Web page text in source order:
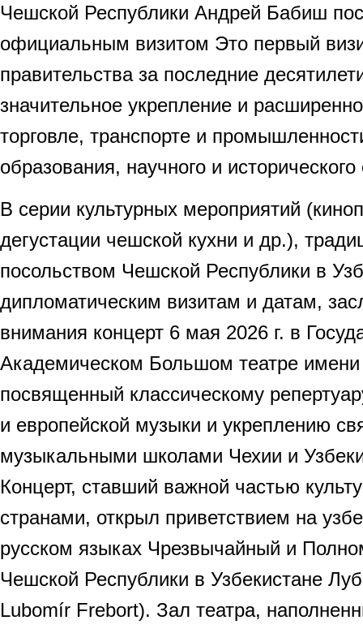
Чешской Республики Андрей Бабиш
официальным визитом Это первый
правительства за последние
значительное укрепление и
торговле, транспорте и
образования, научного и
В серии культурных мероприятий
дегустации чешской кухни и др.),
посольством Чешской Республики в
дипломатическим визитам и датам,
внимания концерт 6 мая 2026 г. в
Академическом Большом театре
посвященный классическому
и европейской музыки и укреплению
музыкальными школами Чехии и
Концерт, ставший важной частью
странами, открыл приветствием на
русском языках Чрезвычайный и
Чешской Республики в Узбекистане
Lubomír Frebort). Зал театра,